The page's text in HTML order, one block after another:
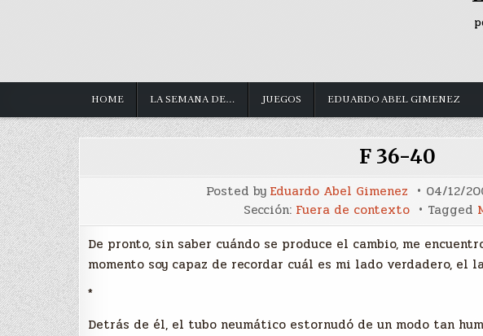
HOME LA SEMANA DE… JUEGOS EDUARDO ABEL GIMENEZ
F 36-40
Posted by Eduardo Abel Gimenez 04/12/
Sección: Fuera de contexto Tagged
De pronto, sin saber cuándo se produce el cambio, me
momento soy capaz de recordar cuál es mi lado verdadero, el
*
Detrás de él, el tubo neumático estornudó de un modo tan